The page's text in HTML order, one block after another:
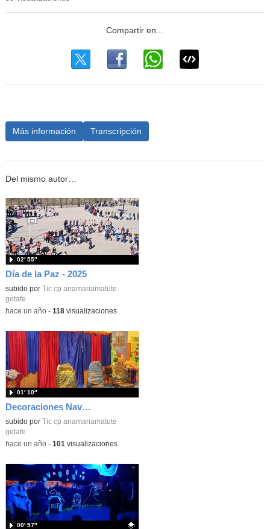
Más información Transcripción
Del mismo autor…
Día de la Paz - 2025
subido por Tic cp anamariamatute
getafe
02′ 55″
-hace un año- 118visualizaciones
Decoraciones Navideñas
subido por Tic cp anamariamatute
getafe
01′ 10″
-hace un año- 101 visualizaciones
00′ 57″